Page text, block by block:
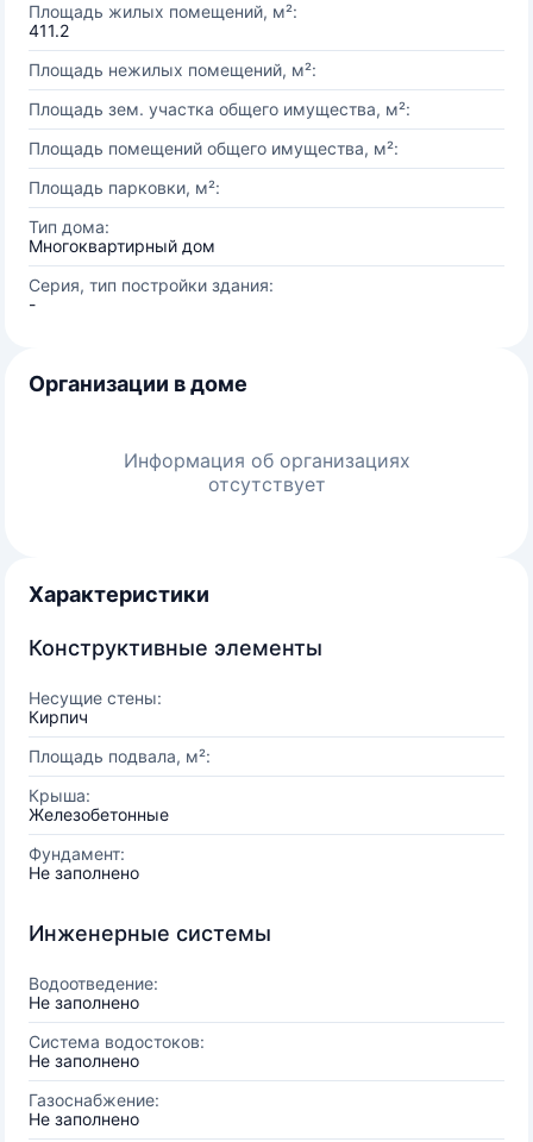
Площадь жилых помещений, м²:
411.2
Площадь нежилых помещений, м²:
Площадь зем. участка общего имущества, м²:
Площадь помещений общего имущества, м²:
Площадь парковки, м²:
Тип дома:
Многоквартирный дом
Серия, тип постройки здания:
-
Организации в доме
Информация об организациях
отсутствует
Характеристики
Конструктивные элементы
Несущие стены:
Кирпич
Площадь подвала, м²:
Крыша:
Железобетонные
Фундамент:
Не заполнено
Инженерные системы
Водоотведение:
Не заполнено
Система водостоков:
Не заполнено
Газоснабжение:
Не заполнено